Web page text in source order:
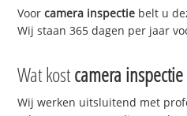
Voorcamera inspectie belt u
Wij staan 365 dagen per jaar
Wat kostcamera inspectie
Wij werken uitsluitend met